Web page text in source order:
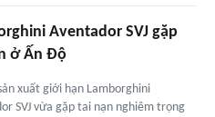
Aventador SVJ gặp
ở Ấn Độ
xuất giới hạn Lamborghini
SVJ vừa gặp tai nạn nghiêm trọng